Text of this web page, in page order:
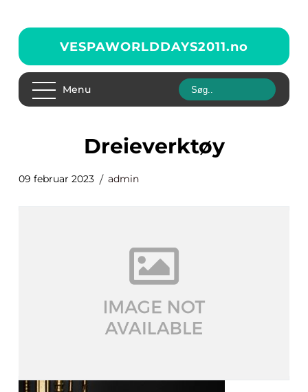
VESPAWORLDDAYS2011.no
Menu
Dreieverktøy
09 februar 2023 admin